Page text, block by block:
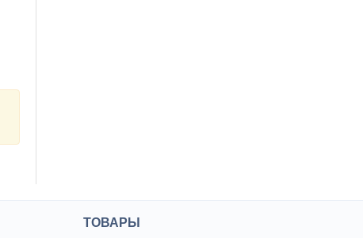
ТОВАРЫ